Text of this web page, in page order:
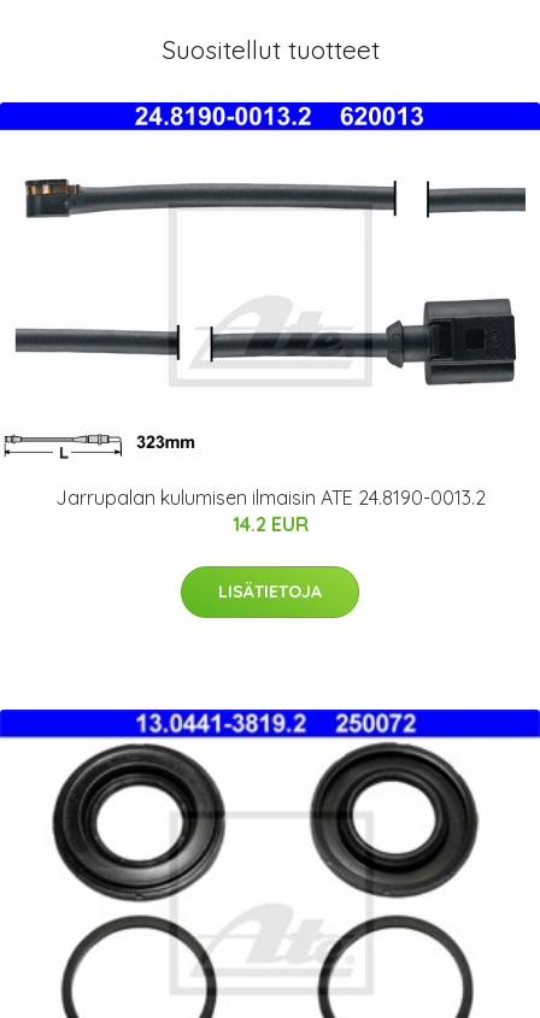
Suositellut tuotteet
Jarrupalan kulumisen ilmaisin ATE 24.8190-0013.2
14.2 EUR
LISÄTIETOJA